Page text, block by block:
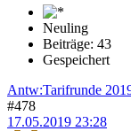
Neuling
Beiträge: 43
Gespeichert
Antw:Tarifrunde
#478
17.05.2019 23:28